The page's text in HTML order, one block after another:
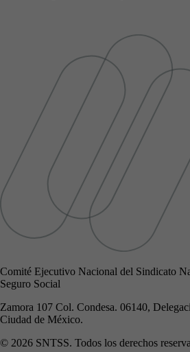
Comité Ejecutivo Nacional del Sindicato
Seguro Social
Zamora 107 Col. Condesa. 06140,
Ciudad de México.
© 2026 SNTSS. Todos los derechos